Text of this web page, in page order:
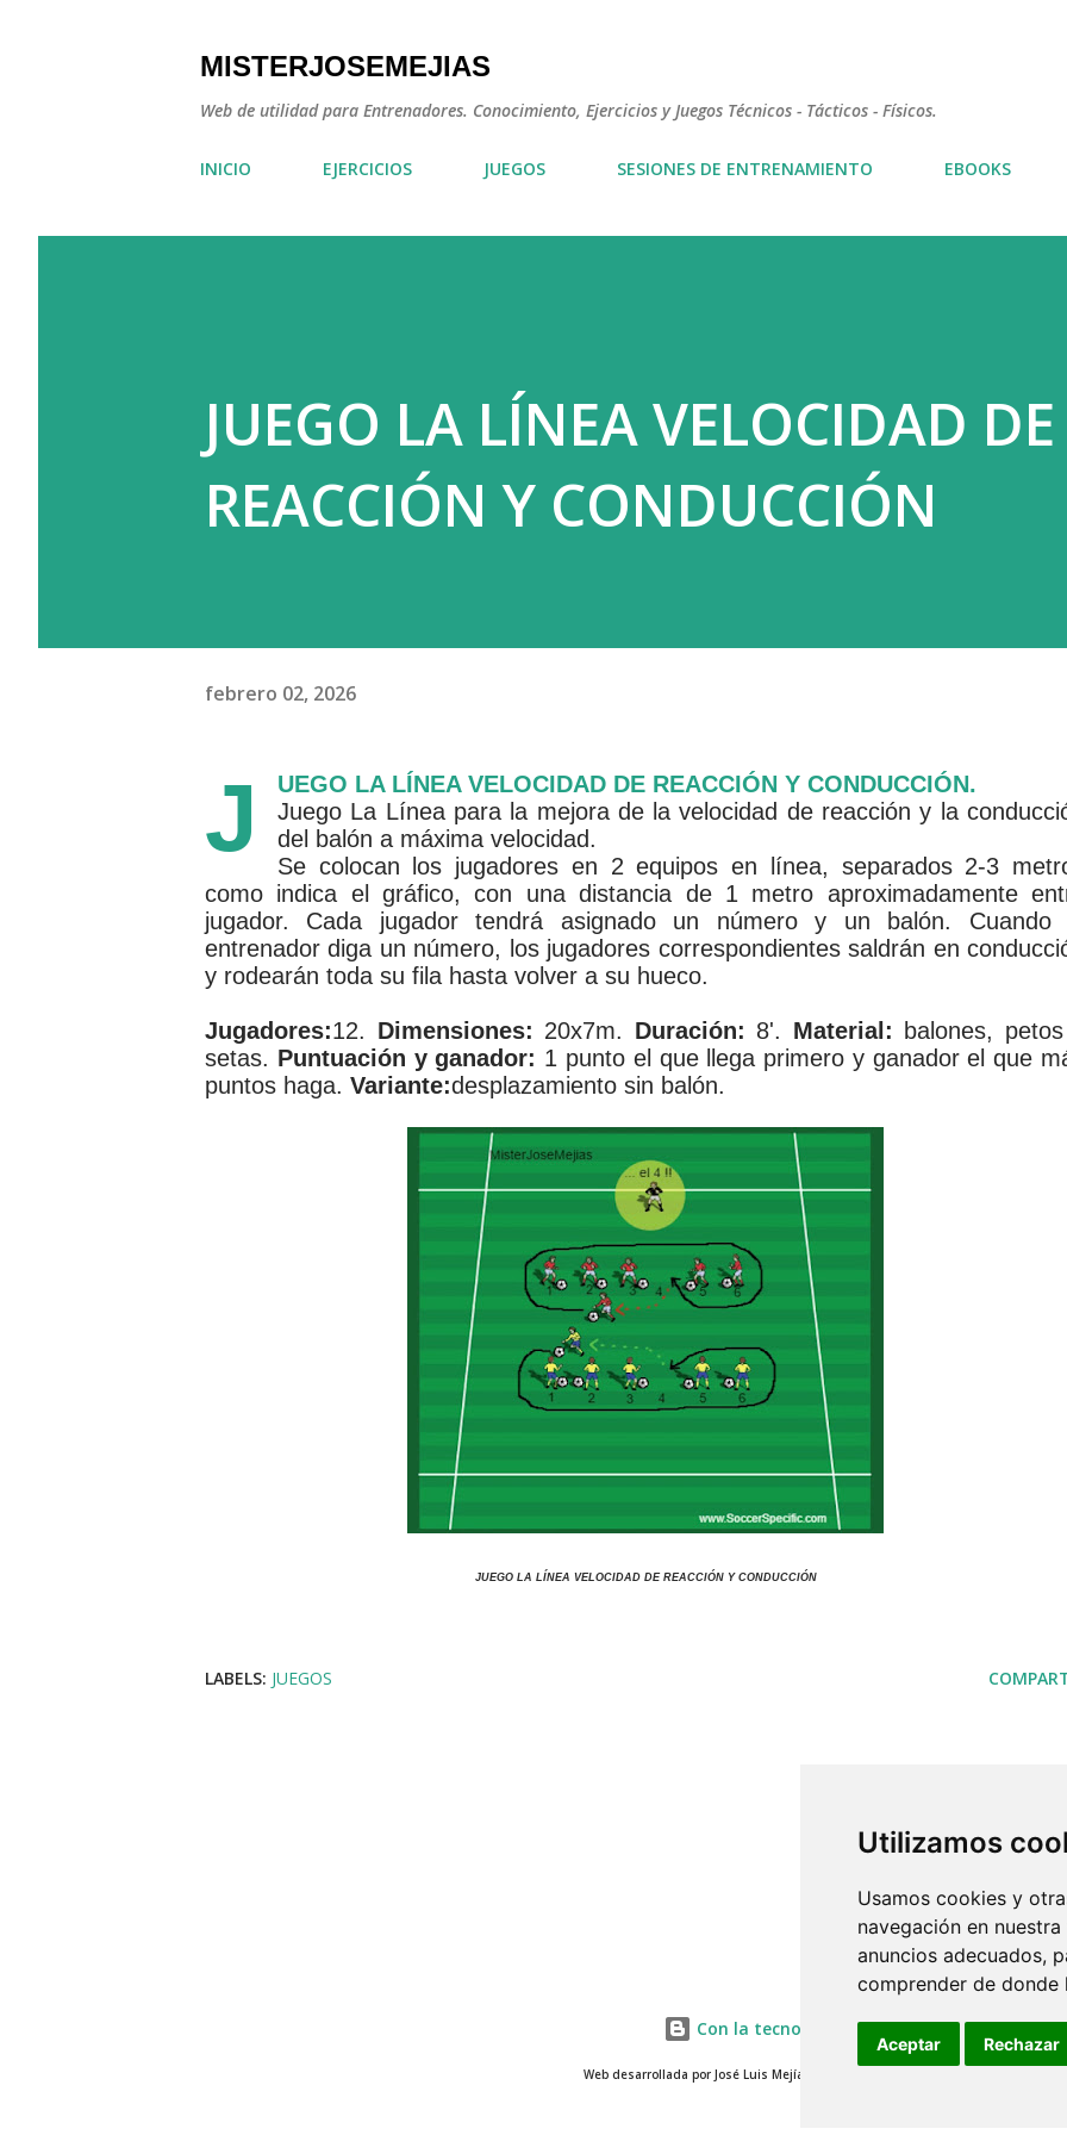
Utilizamos
Usamos cookies y
navegación en
anuncios adecuados,
comprender de donde
Aceptar Rechazar
MISTERJOSEMEJIAS
Web de utilidad para Entrenadores. Conocimiento, Ejercicios y Juegos Técnicos - Tácticos - Físicos.
INICIO EJERCICIOS JUEGOS SESIONES DE ENTRENAMIENTO EBOOKS
JUEGO LA LÍNEA VELOCIDAD DE
REACCIÓN Y CONDUCCIÓN
febrero 02, 2026
J
UEGO LA LÍNEA VELOCIDAD DE REACCIÓN Y CONDUCCIÓN.
Juego La Línea para la mejora de la velocidad de reacción y la
del balón a máxima velocidad.
Se colocan los jugadores en 2 equipos en línea, separados 2-3
como indica el gráfico, con una distancia de 1 metro aproximadamente
jugador. Cada jugador tendrá asignado un número y un balón. Cuando
entrenador diga un número, los jugadores correspondientes saldrán en
y rodearán toda su fila hasta volver a su hueco.
Jugadores:12. Dimensiones: 20x7m. Duración: 8'. Material: balones,
setas. Puntuación y ganador: 1 punto el que llega primero y ganador el que
puntos haga. Variante:desplazamiento sin balón.
JUEGO LA LÍNEA VELOCIDAD DE REACCIÓN Y CONDUCCIÓN
LABELS: JUEGOS
Con la tecnología de Blogger
Web desarrollada por José Luis Mejías 2014 - www.misterjosemejias.com